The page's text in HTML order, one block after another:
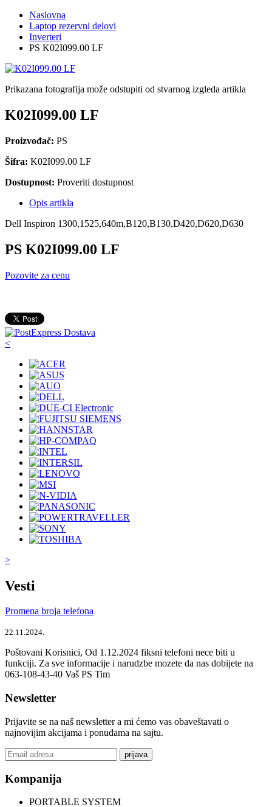
Naslovna
Laptop rezervni delovi
Inverteri
PS K02I099.00 LF
Prikazana fotografija može odstupiti od stvarnog izgleda artikla
K02I099.00 LF
Proizvođač: PS
Šifra: K02I099.00 LF
Dostupnost: Proveriti dostupnost
Opis artikla
Dell Inspiron 1300,1525,640m,B120,B130,D420,D620,D630
PS K02I099.00 LF
Pozovite za cenu
<
>
Vesti
Promena broja telefona
22.11.2024.
Poštovani Korisnici, Od 1.12.2024 fiksni telefoni nece biti u
funkciji. Za sve informacije i narudzbe mozete da nas dobijete na
063-108-43-40 Vaš PS Tim
Newsletter
Prijavite se na naš newsletter a mi ćemo vas obaveštavati o
najnovijim akcijama i ponudama na sajtu.
prijava
Kompanija
PORTABLE SYSTEM